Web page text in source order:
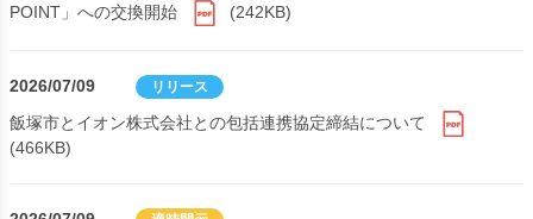
POINT」への交換開始
(242KB)
2026/07/09 リリース
飯塚市とイオン株式会社との包括連携協定締結について
(466KB)